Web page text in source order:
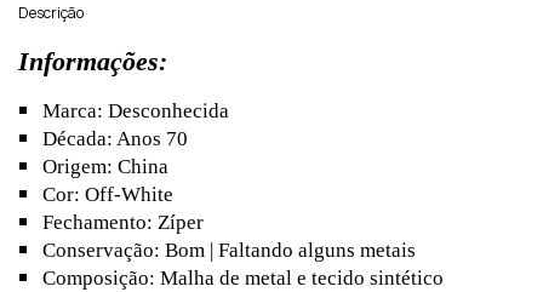
Descrição
Informações:
Marca: Desconhecida
Década: Anos 70
Origem: China
Cor: Off-White
Fechamento: Zíper
Conservação: Bom | Faltando alguns metais
Composição: Malha de metal e tecido sintético